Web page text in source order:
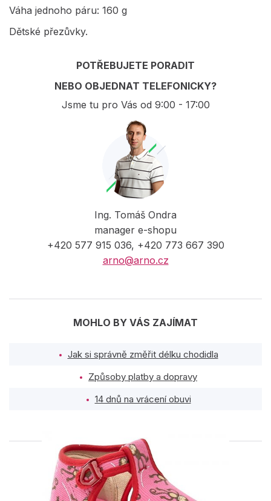
Váha jednoho páru: 160 g
Dětské přezůvky.
POTŘEBUJETE PORADIT
NEBO OBJEDNAT TELEFONICKY?
Jsme tu pro Vás od 9:00 - 17:00
Ing. Tomáš Ondra
manager e-shopu
+420 577 915 036, +420 773 667 390
arno@arno.cz
MOHLO BY VÁS ZAJÍMAT
Jak si správně změřit délku chodidla
Způsoby platby a dopravy
14 dnů na vrácení obuvi
PODOBNÉ PRODUKTY